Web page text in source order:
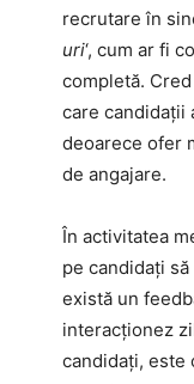
recrutare în
uri‘, cum ar fi
completă.
care candidații
deoarece ofer
de angajare.
În activitatea
pe candidați
există un
interacționez
candidați, este